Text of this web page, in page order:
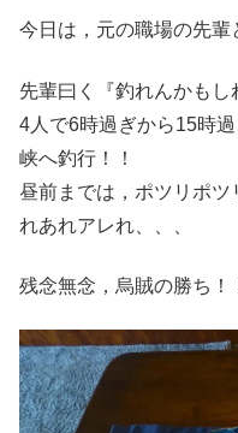
今日は，元の職場の先輩
先輩曰く『釣れんかもし
4人で6時過ぎから15時
峡へ釣行！！
昼前までは，ポツリポ
れあれアレれ、、、
残念無念，烏賊の勝ち！